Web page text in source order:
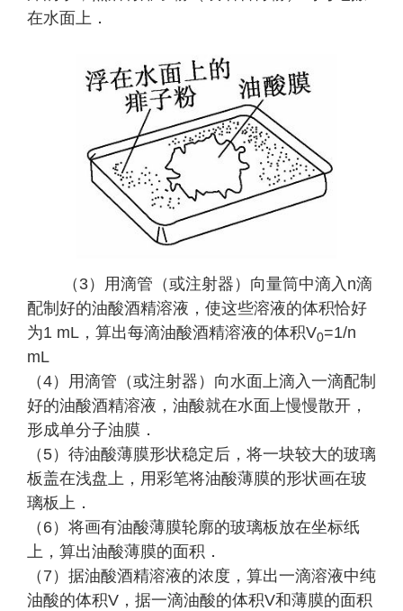
在水面上．
（3）用滴管（或注射器）向量筒中滴入n滴
配制好的油酸酒精溶液，使这些溶液的体积恰好
为1 mL，算出每滴油酸酒精溶液的体积V0=1/n
mL
（4）用滴管（或注射器）向水面上滴入一滴配制
好的油酸酒精溶液，油酸就在水面上慢慢散开，
形成单分子油膜．
（5）待油酸薄膜形状稳定后，将一块较大的玻璃
板盖在浅盘上，用彩笔将油酸薄膜的形状画在玻
璃板上．
（6）将画有油酸薄膜轮廓的玻璃板放在坐标纸
上，算出油酸薄膜的面积．
（7）据油酸酒精溶液的浓度，算出一滴溶液中纯
油酸的体积V，据一滴油酸的体积V和薄膜的面积